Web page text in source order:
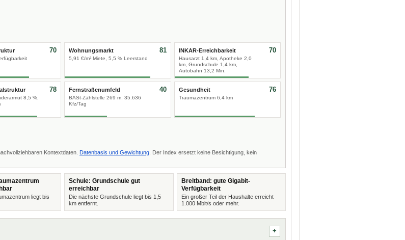
70 Wohnungsmarkt
5,91 €/m² Miete, 5,5 % Leerstand
81 INKAR-Erreichbarkeit
Hausarzt 1,4 km, Apotheke 2,0
km, Grundschule 1,4 km,
Autobahn 13,2 Min.
70
8,5 %,
78 Fernstraßenumfeld
BASt-Zählstelle 269 m, 35.636
Kfz/Tag
40 Gesundheit
Traumazentrum 6,4 km
76
Kontextdaten. Datenbasis und Gewichtung . Der Index ersetzt keine Besichtigung, kein
liegt bis
Schule: Grundschule gut
erreichbar
Die nächste Grundschule liegt bis 1,5
km entfernt.
Breitband: gute Gigabit-
Verfügbarkeit
Ein großer Teil der Haushalte erreicht
1.000 Mbit/s oder mehr.